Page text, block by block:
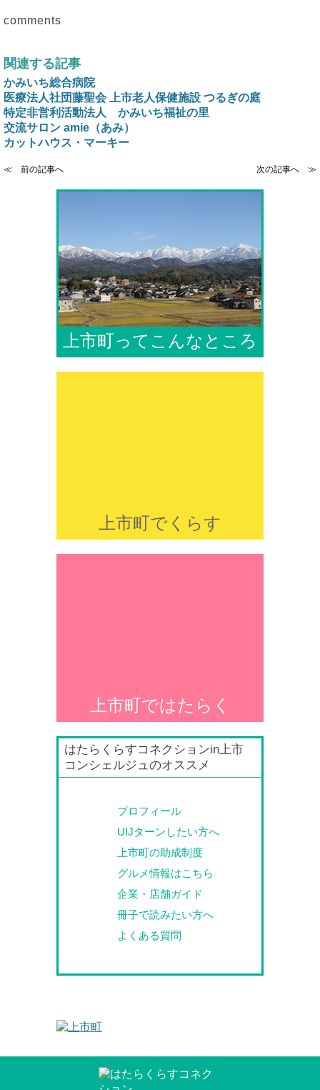
comments
関連する記事
かみいち総合病院
医療法人社団藤聖会 上市老人保健施設 つるぎの庭
特定非営利活動法人 かみいち福祉の里
交流サロン amie（あみ）
カットハウス・マーキー
≪ 前の記事へ 次の記事へ ≫
上市町ってこんなところ
上市町でくらす
上市町ではたらく
はたらくらすコネクションin上市
コンシェルジュのオススメ
プロフィール
UIJターンしたい方へ
上市町の助成制度
グルメ情報はこちら
企業・店舗ガイド
冊子で読みたい方へ
よくある質問